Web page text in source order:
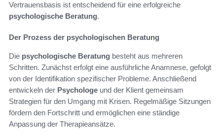
Vertrauensbasis ist entscheidend für eine erfolgreiche
psychologische Beratung.
Der Prozess der psychologischen Beratung
Die psychologische Beratung besteht aus mehreren
Schritten. Zunächst erfolgt eine ausführliche Anamnese, gefolgt
von der Identifikation spezifischer Probleme. Anschließend
entwickeln der Psychologe und der Klient gemeinsam
Strategien für den Umgang mit Krisen. Regelmäßige Sitzungen
fördern den Fortschritt und ermöglichen eine ständige
Anpassung der Therapieansätze.